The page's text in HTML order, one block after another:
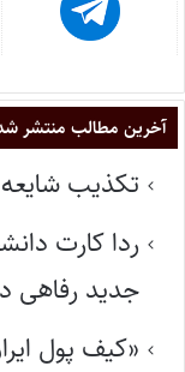
آخرین مطالب منتشر
تکذیب شایعه
ردا کارت
جدید رفاهی
«کیف پول